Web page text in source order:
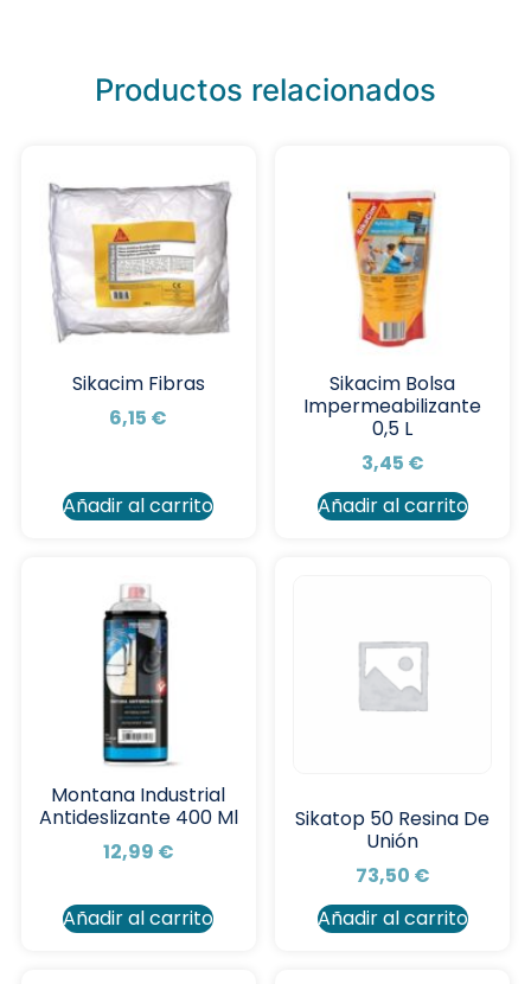
Productos relacionados
Sikacim Fibras
6,15 €
Añadir al carrito
Sikacim Bolsa
Impermeabilizante
0,5 L
3,45 €
Añadir al carrito
Montana Industrial
Antideslizante 400 Ml
12,99 €
Añadir al carrito
Sikatop 50 Resina De
Unión
73,50 €
Añadir al carrito